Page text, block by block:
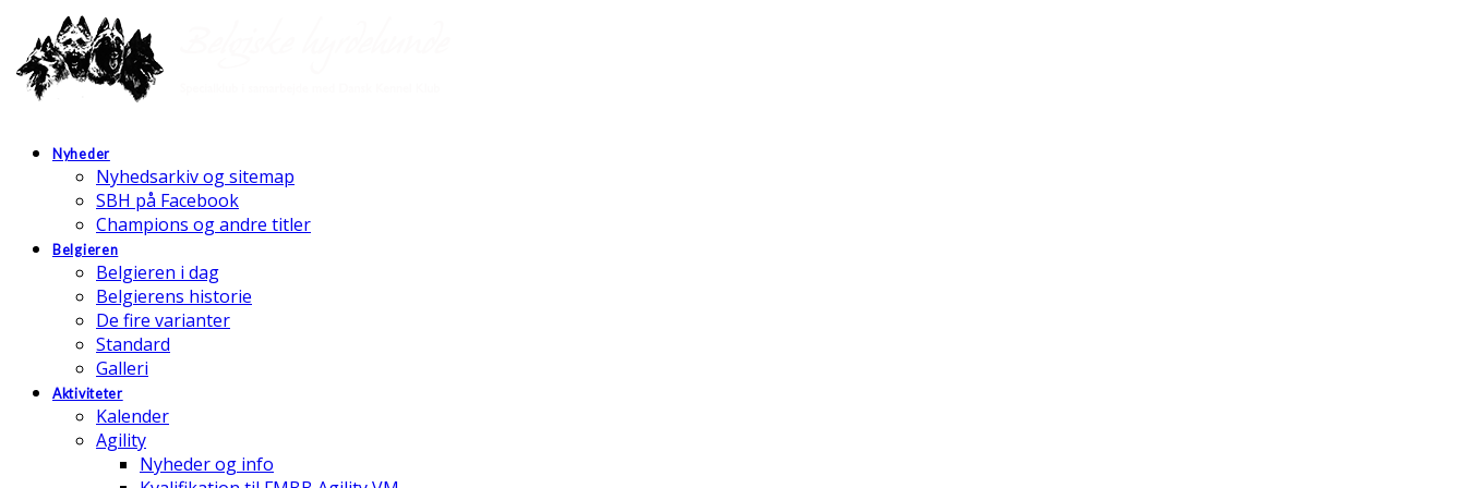
Nyheder
Nyhedsarkiv og sitemap
SBH på Facebook
Champions og andre titler
Belgieren
Belgieren i dag
Belgierens historie
De fire varianter
Standard
Galleri
Aktiviteter
Kalender
Agility
Nyheder og info